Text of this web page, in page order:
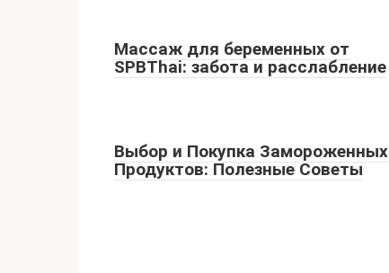
Массаж для беременных от
SPBThai: забота и расслабление
Выбор и Покупка Замороженных
Продуктов: Полезные Советы